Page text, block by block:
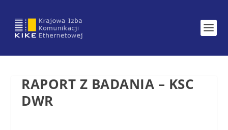
RAPORT Z BADANIA – KSC
DWR